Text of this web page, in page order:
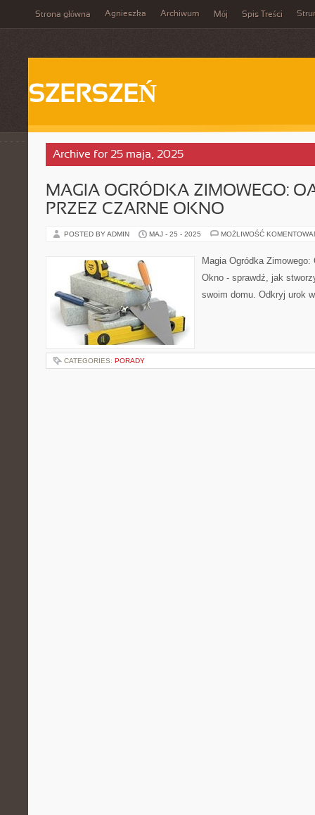
Strona główna Agnieszka Archiwum Mój Spis Treści
SZERSZEŃ
Archive for 25 maja, 2025
MAGIA OGRÓDKA ZIMOWEGO:
PRZEZ CZARNE OKNO
POSTED BY ADMIN MAJ - 25 - 2025 MOŻLIWOŚĆ
Magia Ogródka
Okno - sprawdź, jak
swoim domu. Odkryj urok
CATEGORIES: PORADY